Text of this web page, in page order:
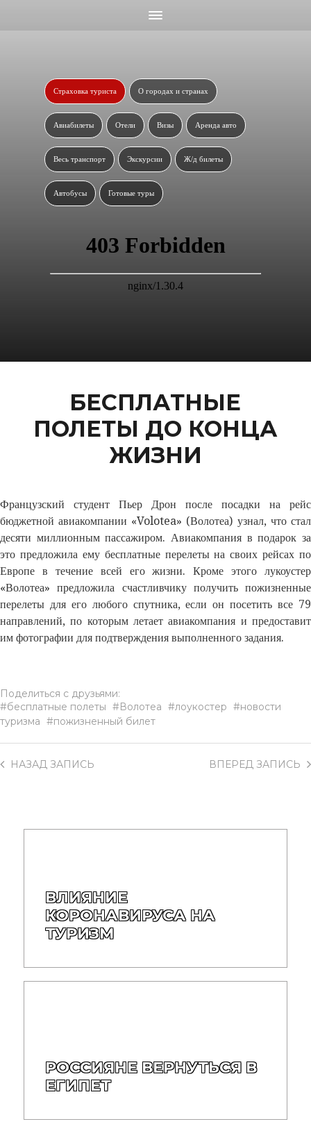
Страховка туриста О городах и странах
Авиабилеты Отели Визы Аренда авто
Весь транспорт Экскурсии Ж/д билеты
Автобусы Готовые туры
БЕСПЛАТНЫЕ
ПОЛЕТЫ ДО КОНЦА
ЖИЗНИ
Французский студент Пьер Дрон после посадки на рейс
бюджетной авиакомпании «Volotea» (Волотеа) узнал, что стал
десяти миллионным пассажиром. Авиакомпания в подарок за
это предложила ему бесплатные перелеты на своих рейсах по
Европе в течение всей его жизни. Кроме этого лукоустер
«Волотеа» предложила счастливчику получить пожизненные
перелеты для его любого спутника, если он посетить все 79
направлений, по которым летает авиакомпания и предоставит
им фотографии для подтверждения выполненного задания.
Поделиться с друзьями:
бесплатные полеты
Волотеа лоукостер
новости
туризма
пожизненный билет
ВПЕРЕД ЗАПИСЬ
НАЗАД ЗАПИСЬ
ВЛИЯНИЕ
КОРОНАВИРУСА НА
ТУРИЗМ
РОССИЯНЕ ВЕРНУТЬСЯ В
ЕГИПЕТ